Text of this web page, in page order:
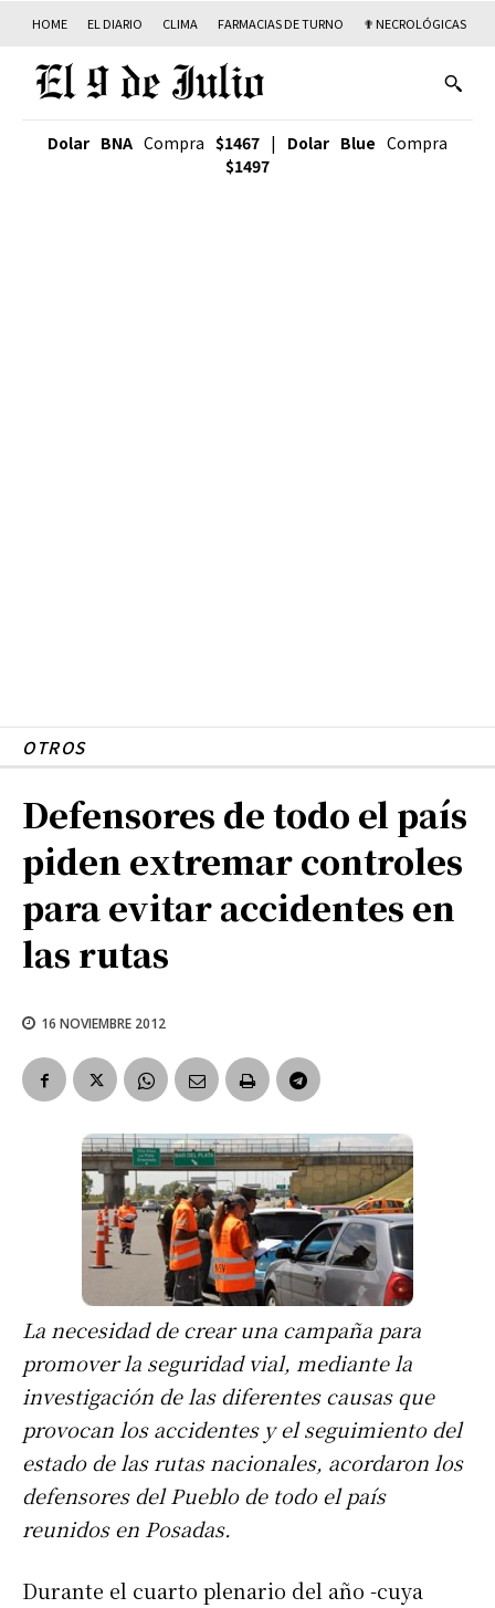
HOME EL DIARIO CLIMA FARMACIAS DE TURNO ✟ NECROLÓGICAS
Dolar BNA Compra $1467 | Dolar Blue Compra
$1497
OTROS
Defensores de todo el país
piden extremar controles
para evitar accidentes en
las rutas
16 NOVIEMBRE 2012
La necesidad de crear una campaña para
promover la seguridad vial, mediante la
investigación de las diferentes causas que
provocan los accidentes y el seguimiento del
estado de las rutas nacionales, acordaron los
defensores del Pueblo de todo el país
reunidos en Posadas.
Durante el cuarto plenario del año -cuya